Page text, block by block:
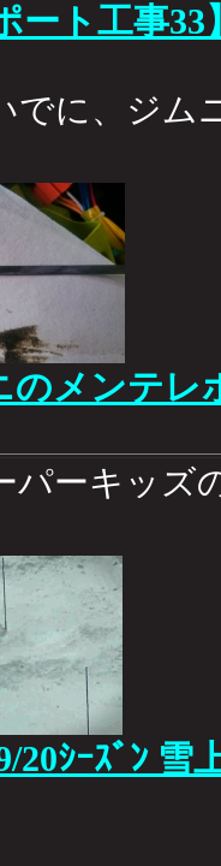
ート工事33
でに、ジム
のメンテレ
パーキッズ
20ｼｰｽﾞﾝ 雪